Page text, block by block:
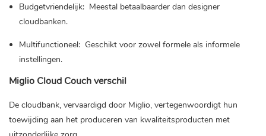
Budgetvriendelijk: Meestal betaalbaarder dan designer
cloudbanken.
Multifunctioneel: Geschikt voor zowel formele als informele
instellingen.
Miglio Cloud Couch verschil
De cloudbank, vervaardigd door Miglio, vertegenwoordigt hun
toewijding aan het produceren van kwaliteitsproducten met